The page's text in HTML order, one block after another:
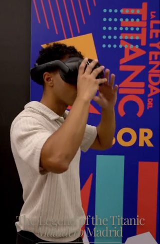
The Legend of the Titanic
MataderoMadrid